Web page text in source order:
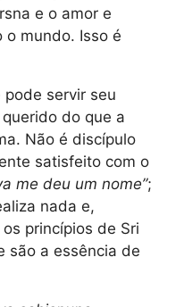
e o amor e
o mundo. Isso é
servir seu
do que a
Não é discípulo
satisfeito com o
me deu um nome”;
nada e,
princípios de Sri
são a essência de